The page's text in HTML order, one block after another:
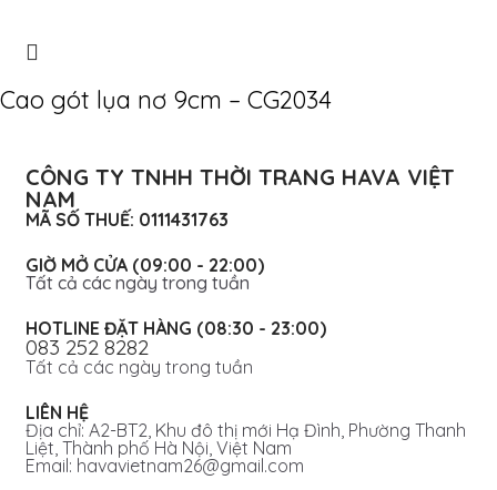
Cao gót lụa nơ 9cm – CG2034
CÔNG TY TNHH THỜI TRANG HAVA VIỆT
NAM
MÃ SỐ THUẾ: 0111431763
GIỜ MỞ CỬA (09:00 - 22:00)
Tất cả các ngày trong tuần
HOTLINE ĐẶT HÀNG (08:30 - 23:00)
083 252 8282
Tất cả các ngày trong tuần
LIÊN HỆ
Địa chỉ: A2-BT2, Khu đô thị mới Hạ Đình, Phường Thanh
Liệt, Thành phố Hà Nội, Việt Nam
Email: havavietnam26@gmail.com